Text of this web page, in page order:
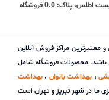
آدرس : تبریز، ائل گلی، کوچه 8 متری گلستان، بن بست اطلس، پلاک: 0.0 فروشگاه
و معتبرترین مراکز فروش آنلاین
محصولات فروشگاه شامل
، بهداشت بانوان ، بهداشت
ما در شهر تبریز و تهران است